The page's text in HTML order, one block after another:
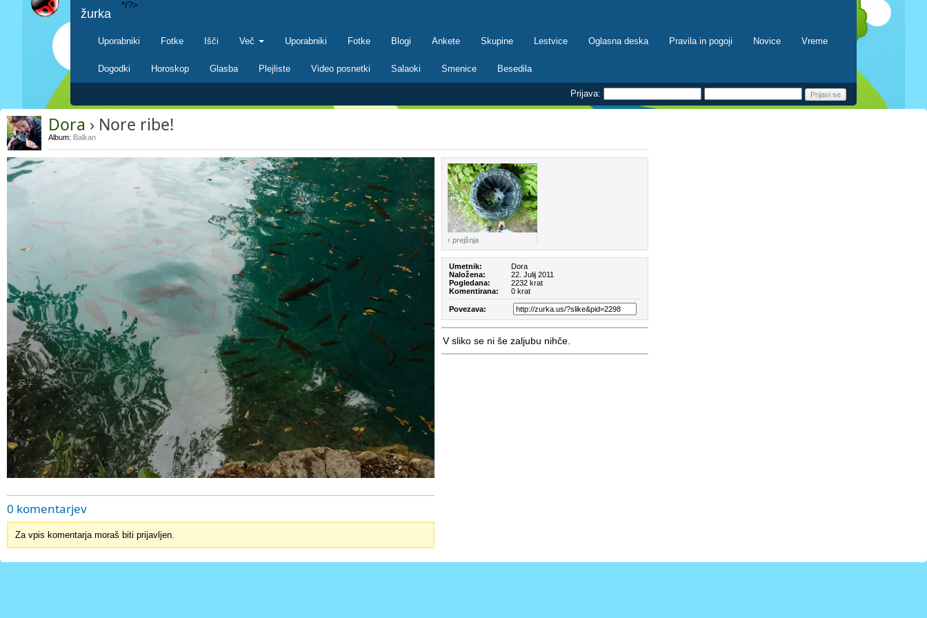
žurka
Uporabniki Fotke Išči Več Uporabniki Fotke Blogi Ankete Skupine Lestvice Oglasna deska Pravila in pogoji Novice Vreme
Dogodki Horoskop Glasba Plejliste Video posnetki Salaoki Smenice Besedila
*/?>
Prijava:
Dora › Nore ribe!
Album: Balkan
0 komentarjev
Za vpis komentarja moraš biti prijavljen.
‹ prejšnja
Umetnik:
Dora
Naložena:
22. Julij 2011
Pogledana:
2232 krat
Komentirana:
0 krat
Povezava:
V sliko se ni še zaljubu nihče.